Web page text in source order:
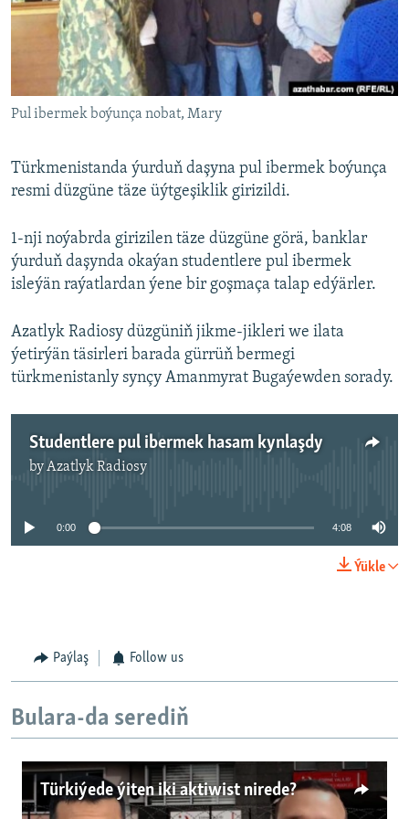
Pul ibermek boýunça nobat, Mary
Türkmenistanda ýurduň daşyna pul ibermek boýunça
resmi düzgüne täze üýtgeşiklik girizildi.
1-nji noýabrda girizilen täze düzgüne görä, banklar
ýurduň daşynda okaýan studentlere pul ibermek
isleýän raýatlardan ýene bir goşmaça talap edýärler.
Azatlyk Radiosy düzgüniň jikme-jikleri we ilata
ýetirýän täsirleri barada gürrüň bermegi
türkmenistanly synçy Amanmyrat Bugaýewden sorady.
Studentlere pul ibermek hasam kynlaşdy
byAzatlyk Radiosy
No media source currently available
0:00 4:08
Ýükle
Paýlaş Follow us
Bulara-da serediň
Türkiýede ýiten iki aktiwist nirede?